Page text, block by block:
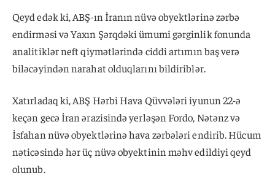
Qeyd edək ki, ABŞ-ın İranın nüvə obyektlərinə zərbə
endirməsi və Yaxın Şərqdəki ümumi gərginlik fonunda
analitiklər neft qiymətlərində ciddi artımın baş verə
biləcəyindən narahat olduqlarını bildiriblər.
Xatırladaq ki, ABŞ Hərbi Hava Qüvvələri iyunun 22-ə
keçən gecə İran ərazisində yerləşən Fordo, Nətənz və
İsfahan nüvə obyektlərinə hava zərbələri endirib. Hücum
nəticəsində hər üç nüvə obyektinin məhv edildiyi qeyd
olunub.